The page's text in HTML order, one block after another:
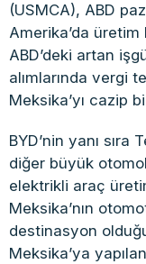
(USMCA), ABD
Amerika’da üretim
ABD’deki artan
alımlarında vergi
Meksika’yı cazip
BYD’nin yanı
diğer büyük
elektrikli araç
Meksika’nın
destinasyon
Meksika’ya